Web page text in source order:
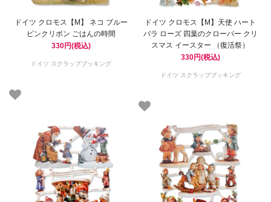
ドイツ クロモス【M】 ネコ ブルー
ピンクリボン ごはんの時間
330円(税込)
ドイツ スクラップブッキング
ドイツ クロモス【M】天使 ハート
バラ ローズ 四葉のクローバー クリ
スマス イースター （復活祭）
330円(税込)
ドイツ スクラップブッキング